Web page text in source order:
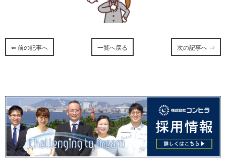
⇐ 前の記事へ 一覧へ戻る 次の記事へ ⇒